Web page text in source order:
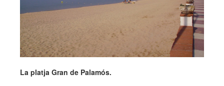
La platja Gran de Palamós.